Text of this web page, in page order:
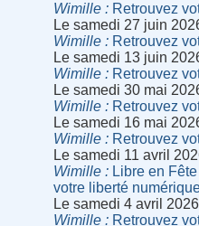
Wimille
Retrouvez
Le samedi 27 juin
Wimille
Retrouvez
Le samedi 13 juin
Wimille
Retrouvez
Le samedi 30 mai
Wimille
Retrouvez
Le samedi 16 mai
Wimille
Retrouvez
Le samedi 11 avril
Wimille
Libre en
votre liberté
Le samedi 4 avril
Wimille
Retrouvez